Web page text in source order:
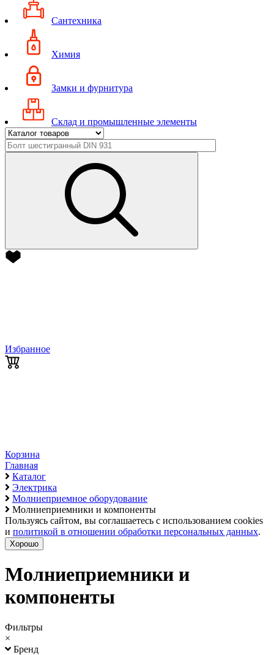
Сантехника
Химия
Замки и фурнитура
Склад и промышленные элементы
Избранное
Корзина
Главная
Каталог
Электрика
Молниеприемное оборудование
Молниеприемники и компоненты
Пользуясь сайтом, вы соглашаетесь с использованием cookies
и политикой в отношении обработки персональных данных.
Хорошо
Молниеприемники и
компоненты
Фильтры
×
Бренд